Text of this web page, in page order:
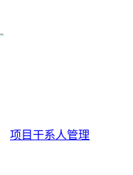
项目干系人管理